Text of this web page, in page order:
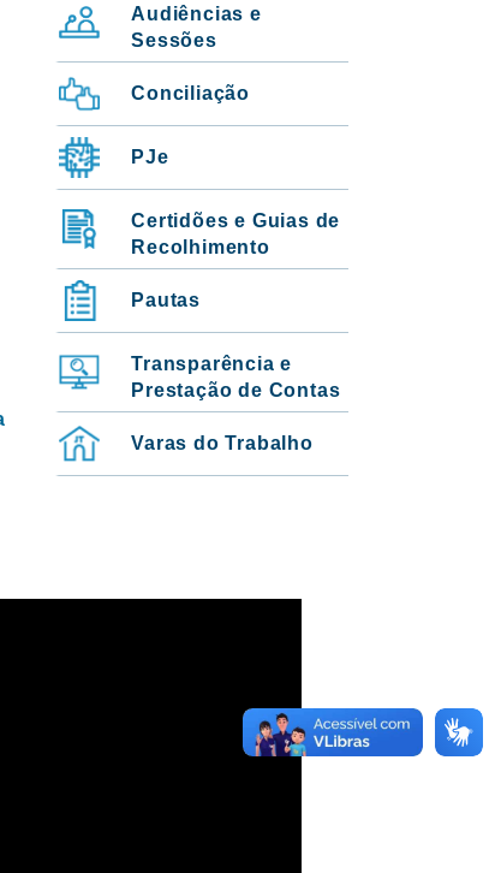
Audiências e
Sessões
Conciliação
PJe
Certidões e Guias de
Recolhimento
Pautas
Transparência e
Prestação de Contas
Varas do Trabalho